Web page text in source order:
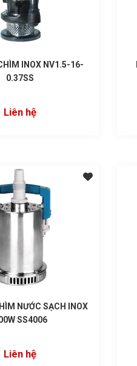
INOX NV1.5-16-
0.37SS
Liên hệ
NƯỚC SẠCH INOX
SS4006
Liên hệ